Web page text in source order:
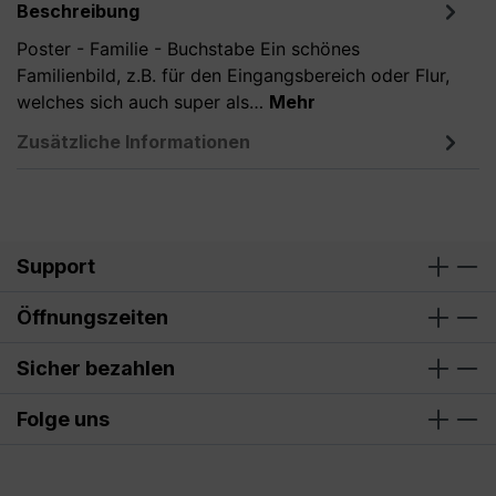
Beschreibung
Poster - Familie - Buchstabe Ein schönes
Familienbild, z.B. für den Eingangsbereich oder Flur,
welches sich auch super als… Mehr
Zusätzliche Informationen
Support
Öffnungszeiten
Sicher bezahlen
Folge uns